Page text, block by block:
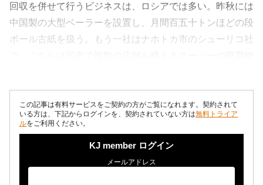
回収を併せて行うビジネスは、ロシアでは多い。昨秋には
中国製の大型ベーラーを設置し、月間百五十トンほどの段
ボール古紙を扱う。もう一社はナホトカ市のシューリコ社
この記事は有料サービスをご契約の方がご覧になれます。契約されて
いる方は、下記からログインを、契約されていない方は無料トライア
ルをご利用ください。
KJ member ログイン
メールアドレス